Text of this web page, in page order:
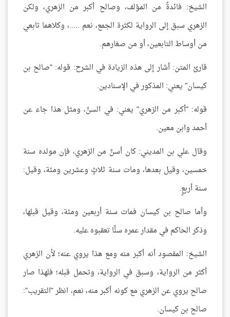
الشيخ: فائدةٌ من المؤلف، وصالح أكبر من الزهري، ولكن
الزهري سبق إلى الرواية لكثرة الجمع، نعم .....، وكلاهما تابعي
من أوساط التابعين، أو من صغارهم.
قارئ المتن: أشار إلى هذه الزيادة في الشرح: قوله: "صالح بن
كيسان" يعني: المذكور في الإسنادين.
قوله: "أكبر من الزهري" يعني: في السنِّ، ومثل هذا جاء عن
أحمد وابن معين.
وقال علي بن المديني: كان أسنَّ من الزهري، فإن مولده سنة
خمسين، وقيل بعدها، ومات سنة ثلاثٍ وعشرين ومئة، وقيل:
سنة أربعٍ.
وأما صالح بن كيسان فمات سنة أربعين ومئة، وقيل قبلها،
وذكر الحاكم في مقدار عمره سنًّا تعقبوه عليه.
الشيخ: المقصود أنه أكبر منه ومع هذا يروي عنه؛ لأن الزهري
أكثر من الرواية، وسبق في الرواية، وتحمل قبله؛ فلهذا صار
صالح يروي عن الزهري مع كونه أكبر منه، نعم، انظر "التقريب":
صالح بن كيسان.